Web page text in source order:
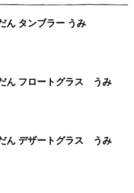
ノラネコぐんだん タンブラー うみ
ノラネコぐんだん フロートグラス うみ
ノラネコぐんだん デザートグラス うみ